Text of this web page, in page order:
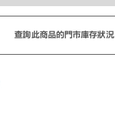
查詢此商品的門市庫存狀況